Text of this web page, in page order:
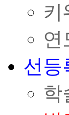
키
연
선등
학